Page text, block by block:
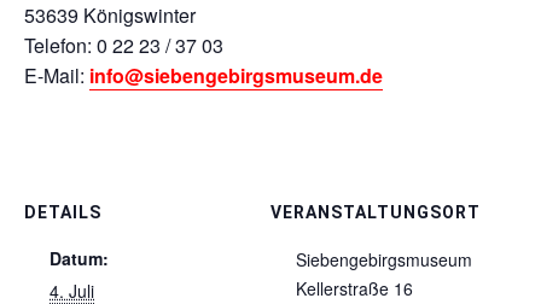
53639 Königswinter
Telefon: 0 22 23 / 37 03
E-Mail: info@siebengebirgsmuseum.de
DETAILS
Datum:
4. Juli
VERANSTALTUNGSORT
Siebengebirgsmuseum
Kellerstraße 16